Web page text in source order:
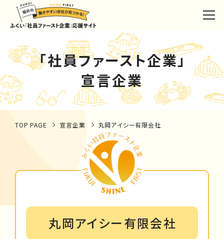
「社員ファースト企業」
宣言企業
TOP PAGE 宣言企業 丸岡アイシー有限会社
丸岡アイシー有限会社